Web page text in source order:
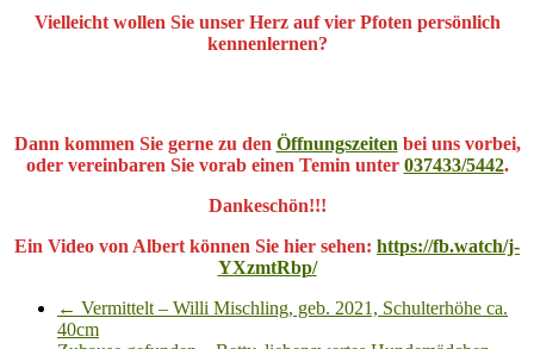
Vielleicht wollen Sie unser Herz auf vier Pfoten persönlich
kennenlernen?
Dann kommen Sie gerne zu den Öffnungszeiten bei uns vorbei,
oder vereinbaren Sie vorab einen Temin unter 037433/5442.
Dankeschön!!!
Ein Video von Albert können Sie hier sehen: https://fb.watch/j-
YXzmtRbp/
← Vermittelt – Willi Mischling, geb. 2021, Schulterhöhe ca.
40cm